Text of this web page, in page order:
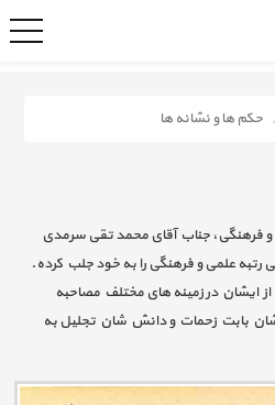
حکم ها و نشانه ها
فرهنگی، جناب آقای محمد تقی سرمدی
رتبه علمی و فرهنگی را به خود جلب کرده.
ایشان در زمینه های مختلف مصاحبه
بابت زحمات و دانش شان تجلیل به